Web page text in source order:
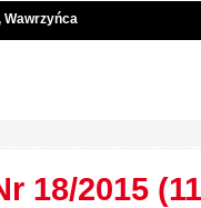
Wawrzyńca
18/2015